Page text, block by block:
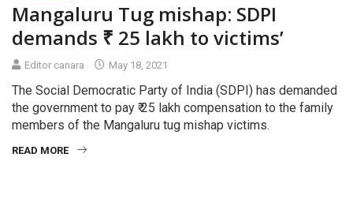
Mangaluru Tug mishap: SDPI
demands ₹ 25 lakh to victims’
Editor canara May 18, 2021
The Social Democratic Party of India (SDPI) has demanded
the government to pay ₹ 25 lakh compensation to the family
members of the Mangaluru tug mishap victims.
READ MORE